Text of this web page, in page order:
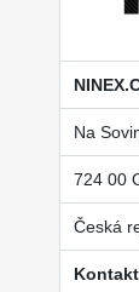
Na
724 00
Česká